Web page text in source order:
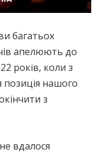
багатьох
апелюють до
років, коли з
позиція нашого
з
вдалося